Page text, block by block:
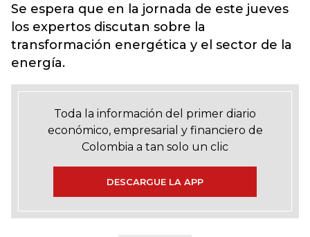
Se espera que en la jornada de este jueves
los expertos discutan sobre la
transformación energética y el sector de la
energía.
Toda la información del primer diario
económico, empresarial y financiero de
Colombia a tan solo un clic
DESCARGUE LA APP